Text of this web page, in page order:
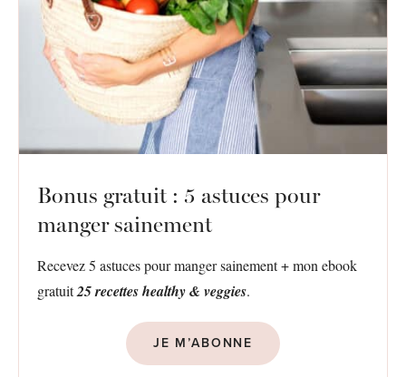
Bonus gratuit : 5 astuces pour
manger sainement
Recevez 5 astuces pour manger sainement + mon ebook
gratuit25 recettes healthy & veggies.
JE M’ABONNE